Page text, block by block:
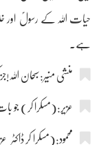
حیات اللہ کے رسولؐ اور
ہے۔
منشی منیر:سبحان
عزیر:(مسکرا کر) جو
محمود:(مسکرا کر